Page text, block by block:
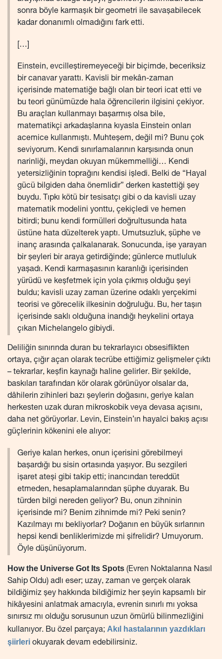
sonra böyle karmaşık bir geometri ile savaşabilecek
kadar donanımlı olmadığını fark etti.
[…]
Einstein, evcilleştiremeyeceği bir biçimde, beceriksiz
bir canavar yarattı. Kavisli bir mekân-zaman
içerisinde matematiğe bağlı olan bir teori icat etti ve
bu teori günümüzde hala öğrencilerin ilgisini çekiyor.
Bu araçları kullanmayı başarmış olsa bile,
matematikçi arkadaşlarına kıyasla Einstein onları
acemice kullanmıştı. Muhteşem, değil mi? Bunu çok
seviyorum. Kendi sınırlamalarının karşısında onun
narinliği, meydan okuyan mükemmelliği… Kendi
yetersizliğinin toprağını kendisi işledi. Belki de “Hayal
gücü bilgiden daha önemlidir” derken kastettiği şey
buydu. Tıpkı kötü bir tesisatçı gibi o da kavisli uzay
matematik modelini yonttu, çekiçledi ve hemen
bitirdi; bunu kendi formülleri doğrultusunda hata
üstüne hata düzelterek yaptı. Umutsuzluk, şüphe ve
inanç arasında çalkalanarak. Sonucunda, işe yarayan
bir şeyleri bir araya getirdiğinde; günlerce mutluluk
yaşadı. Kendi karmaşasının karanlığı içerisinden
yürüdü ve keşfetmek için yola çıkmış olduğu şeyi
buldu; kavisli uzay zaman üzerine odaklı yerçekimi
teorisi ve görecelik ilkesinin doğruluğu. Bu, her taşın
içerisinde saklı olduğuna inandığı heykelini ortaya
çıkan Michelangelo gibiydi.
Deliliğin sınırında duran bu tekrarlayıcı obsesiflikten
ortaya, çığır açan olarak tecrübe ettiğimiz gelişmeler çıktı
– tekrarlar, keşfin kaynağı haline gelirler. Bir şekilde,
baskıları tarafından kör olarak görünüyor olsalar da,
dâhilerin zihinleri bazı şeylerin doğasını, geriye kalan
herkesten uzak duran mikroskobik veya devasa açısını,
daha net görüyorlar. Levin, Einstein’ın hayalci bakış açısı
güçlerinin kökenini ele alıyor:
Geriye kalan herkes, onun içerisini görebilmeyi
başardığı bu sisin ortasında yaşıyor. Bu sezgileri
işaret ateşi gibi takip etti; inancından tereddüt
etmeden, hesaplamalarından şüphe duyarak. Bu
türden bilgi nereden geliyor? Bu, onun zihninin
içerisinde mi? Benim zihnimde mi? Peki senin?
Kazılmayı mı bekliyorlar? Doğanın en büyük sırlarının
hepsi kendi benliklerimizde mi şifrelidir? Umuyorum.
Öyle düşünüyorum.
How the Universe Got Its Spots (Evren Noktalarına Nasıl
Sahip Oldu) adlı eser; uzay, zaman ve gerçek olarak
bildiğimiz şey hakkında bildiğimiz her şeyin kapsamlı bir
hikâyesini anlatmak amacıyla, evrenin sınırlı mı yoksa
sınırsız mı olduğu sorusunun uzun ömürlü bilinmezliğini
kullanıyor. Bu özel parçaya; Akıl hastalarının yazdıkları
şiirleri okuyarak devam edebilirsiniz.